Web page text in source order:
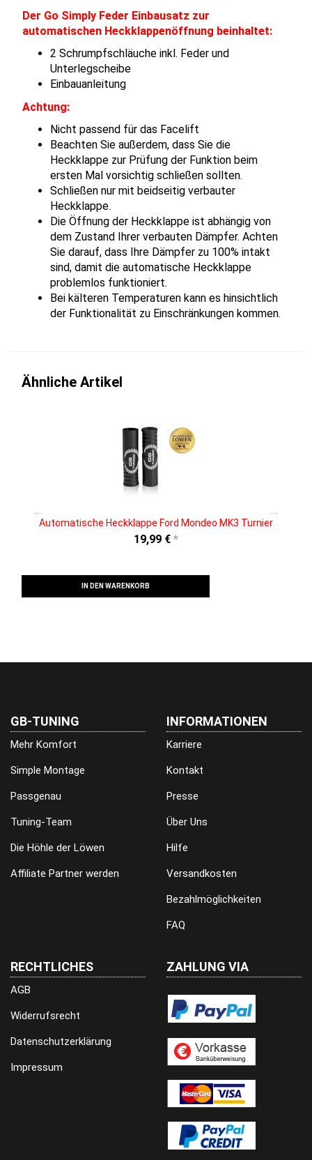
Der Go Simply Feder Einbausatz zur
automatischen Heckklappenöffnung beinhaltet:
2 Schrumpfschläuche inkl. Feder und
Unterlegscheibe
Einbauanleitung
Achtung:
Nicht passend für das Facelift
Beachten Sie außerdem, dass Sie die
Heckklappe zur Prüfung der Funktion beim
ersten Mal vorsichtig schließen sollten.
Schließen nur mit beidseitig verbauter
Heckklappe.
Die Öffnung der Heckklappe ist abhängig von
dem Zustand Ihrer verbauten Dämpfer. Achten
Sie darauf, dass Ihre Dämpfer zu 100% intakt
sind, damit die automatische Heckklappe
problemlos funktioniert.
Bei kälteren Temperaturen kann es hinsichtlich
der Funktionalität zu Einschränkungen kommen.
Ähnliche Artikel
Automatische Heckklappe Ford Mondeo MK3 Turnier
19,99 € *
IN DEN WARENKORB
GB-TUNING
Mehr Komfort
Simple Montage
Passgenau
Tuning-Team
Die Höhle der Löwen
Affiliate Partner werden
INFORMATIONEN
Karriere
Kontakt
Presse
Über Uns
Hilfe
Versandkosten
Bezahlmöglichkeiten
FAQ
RECHTLICHES
AGB
Widerrufsrecht
Datenschutzerklärung
Impressum
ZAHLUNG VIA